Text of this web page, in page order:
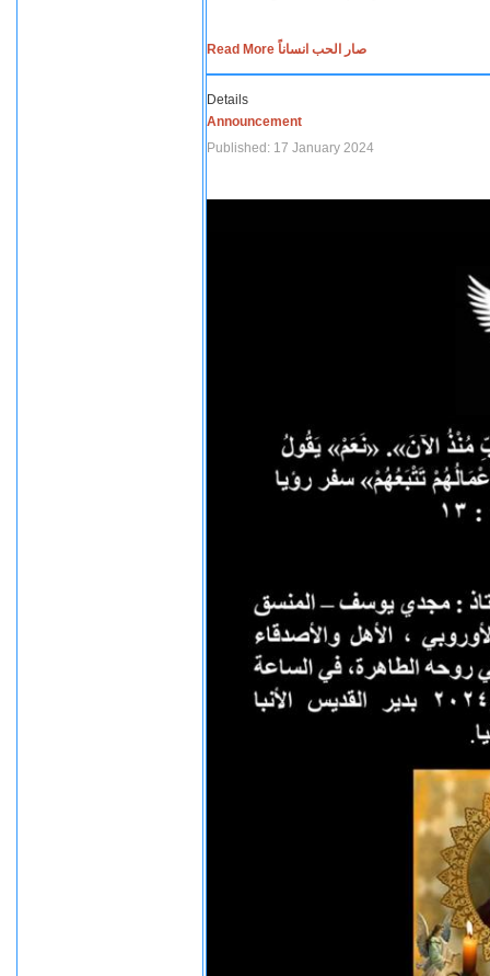
Read More صار الحب انساناً
Details
Announcement
Published: 17 January 2024